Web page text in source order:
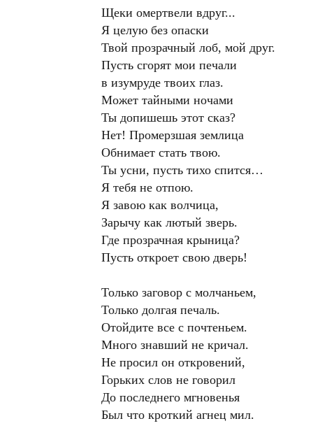
Щеки омертвели вдруг...
Я целую без опаски
Твой прозрачный лоб, мой друг.
Пусть сгорят мои печали
в изумруде твоих глаз.
Может тайными ночами
Ты допишешь этот сказ?
Нет! Промерзшая землица
Обнимает стать твою.
Ты усни, пусть тихо спится…
Я тебя не отпою.
Я завою как волчица,
Зарычу как лютый зверь.
Где прозрачная крыница?
Пусть откроет свою дверь!
Только заговор с молчаньем,
Только долгая печаль.
Отойдите все с почтеньем.
Много знавший не кричал.
Не просил он откровений,
Горьких слов не говорил
До последнего мгновенья
Был что кроткий агнец мил.